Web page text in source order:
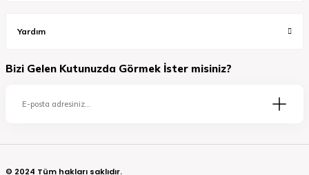
Yardım
Bizi Gelen Kutunuzda Görmek İster misiniz?
© 2024 Tüm hakları saklıdır.